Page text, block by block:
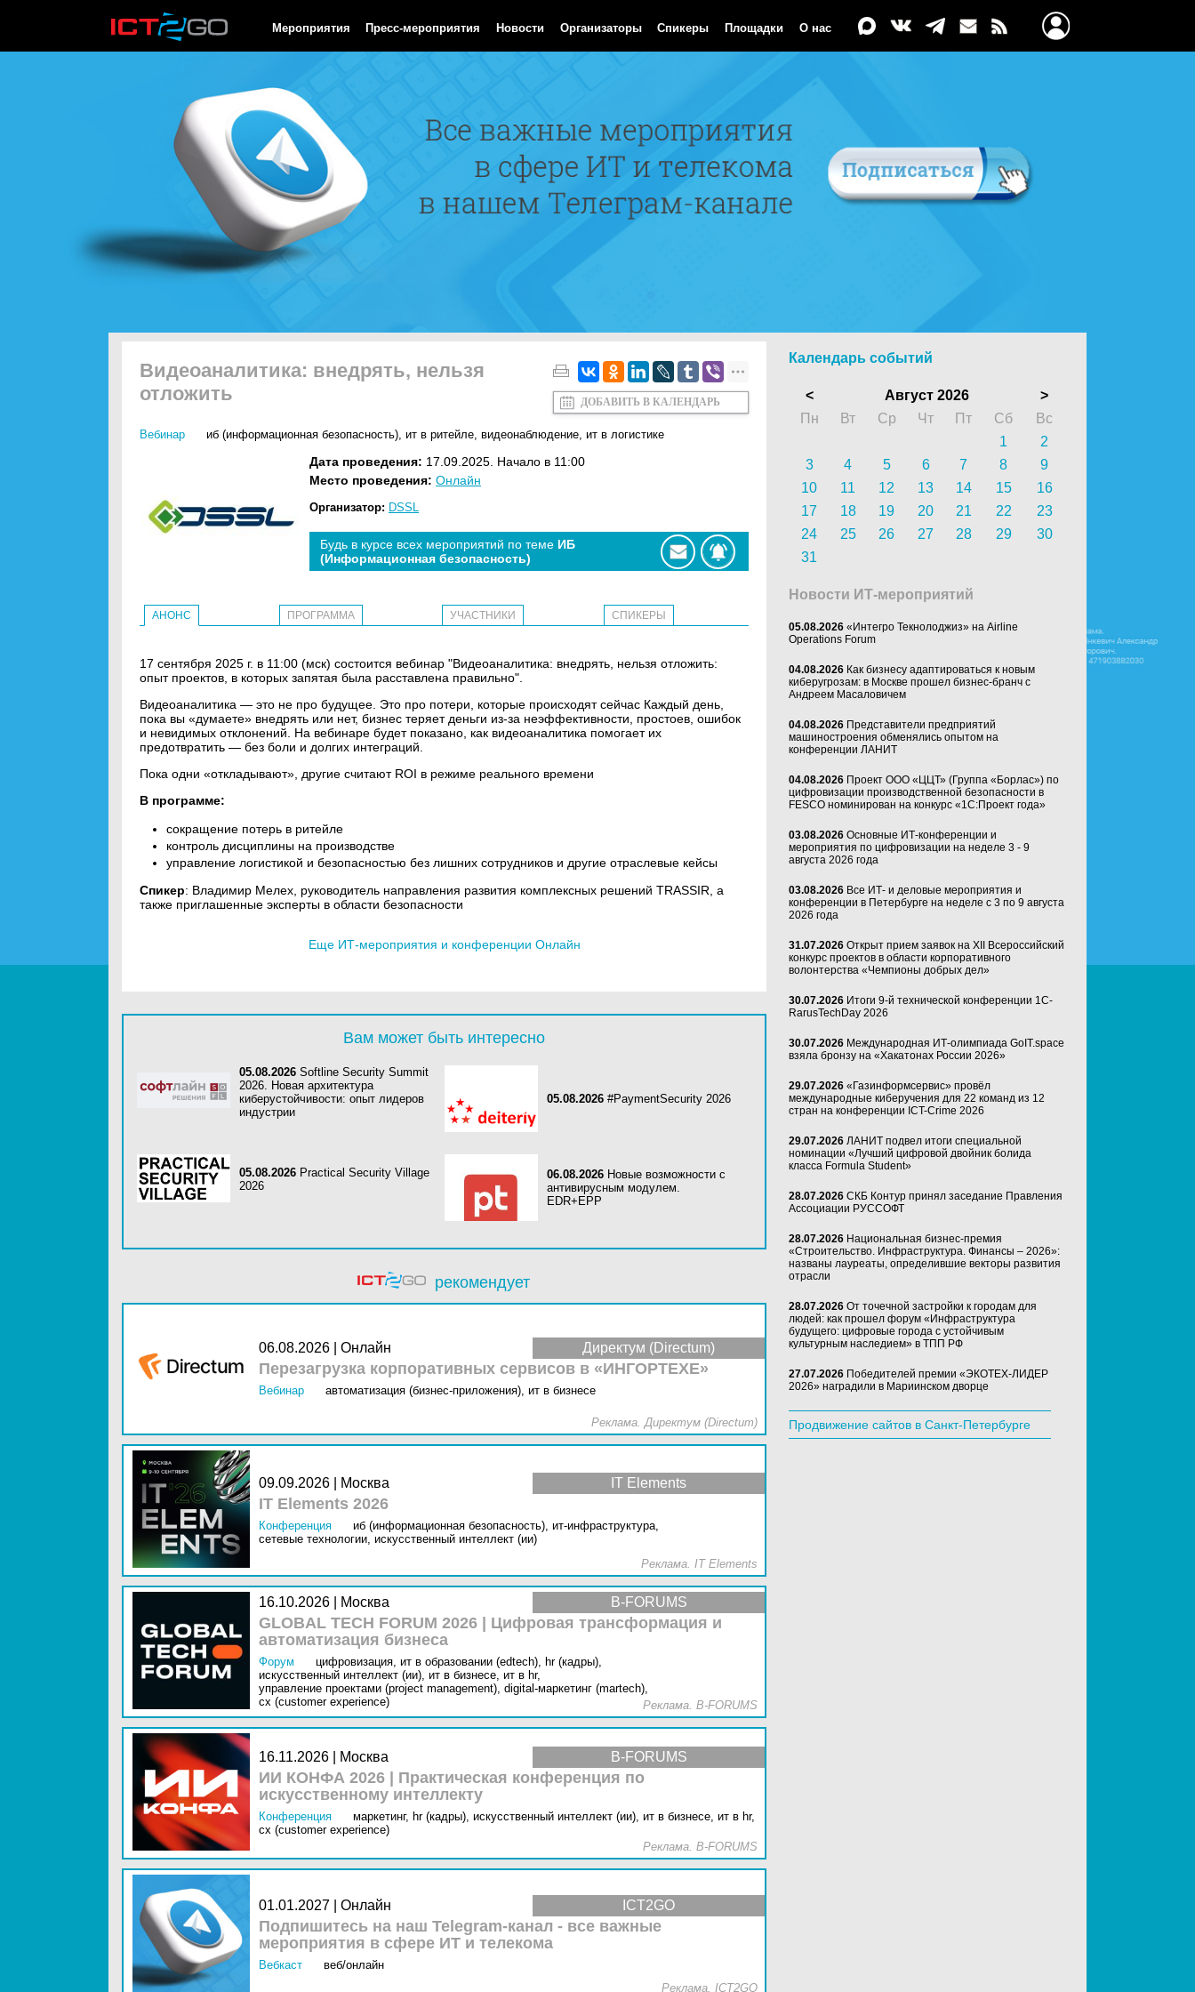
Мероприятия Пресс-мероприятия Новости Организаторы Спикеры Площадки О нас
Видеоаналитика: внедрять, нельзя
отложить
ДОБАВИТЬ В КАЛЕНДАРЬ
Вебинар иб (информационная безопасность), ит в ритейле, видеонаблюдение, ит в логистике
Дата проведения: 17.09.2025. Начало в 11:00
Место проведения: Онлайн
Организатор: DSSL
Будь в курсе всех мероприятий по теме ИБ
(Информационная безопасность)
АНОНС ПРОГРАММА УЧАСТНИКИ СПИКЕРЫ
17 сентября 2025 г. в 11:00 (мск) состоится вебинар "Видеоаналитика: внедрять, нельзя отложить:
опыт проектов, в которых запятая была расставлена правильно".
Видеоаналитика — это не про будущее. Это про потери, которые происходят сейчас Каждый день,
пока вы «думаете» внедрять или нет, бизнес теряет деньги из-за неэффективности, простоев, ошибок
и невидимых отклонений. На вебинаре будет показано, как видеоаналитика помогает их
предотвратить — без боли и долгих интеграций.
Пока одни «откладывают», другие считают ROI в режиме реального времени
В программе:
сокращение потерь в ритейле
контроль дисциплины на производстве
управление логистикой и безопасностью без лишних сотрудников и другие отраслевые кейсы
Спикер: Владимир Мелех, руководитель направления развития комплексных решений TRASSIR, а
также приглашенные эксперты в области безопасности
Еще ИТ-мероприятия и конференции Онлайн
Вам может быть интересно
05.08.2026 Softline Security Summit
2026. Новая архитектура
киберустойчивости: опыт лидеров
индустрии
05.08.2026 #PaymentSecurity 2026
05.08.2026 Practical Security Village
2026
06.08.2026 Новые возможности с
антивирусным модулем.
EDR+EPP
рекомендует
Директум (Directum)
06.08.2026 | Онлайн
Перезагрузка корпоративных сервисов в «ИНГОРТЕХЕ»
Вебинар автоматизация (бизнес-приложения), ит в бизнесе
Реклама. Директум (Directum)
IT Elements
09.09.2026 | Москва
IT Elements 2026
Конференция иб (информационная безопасность), ит-инфраструктура,
сетевые технологии, искусственный интеллект (ии)
Реклама. IT Elements
B-FORUMS
16.10.2026 | Москва
GLOBAL TECH FORUM 2026 | Цифровая трансформация и
автоматизация бизнеса
Форум цифровизация, ит в образовании (edtech), hr (кадры),
искусственный интеллект (ии), ит в бизнесе, ит в hr,
управление проектами (project management), digital-маркетинг (martech),
cx (customer experience)
Реклама. B-FORUMS
B-FORUMS
16.11.2026 | Москва
ИИ КОНФА 2026 | Практическая конференция по
искусственному интеллекту
Конференция маркетинг, hr (кадры), искусственный интеллект (ии), ит в бизнесе, ит в hr,
cx (customer experience)
Реклама. B-FORUMS
ICT2GO
01.01.2027 | Онлайн
Подпишитесь на наш Telegram-канал - все важные
мероприятия в сфере ИТ и телекома
Вебкаст
веб/онлайн
Реклама. ICT2GO
Календарь событий
< Август 2026
>
Пн
Вт Ср Чт Пт Сб
Вс
1
2
3
4 5 6 7 8
9
10
11 12 13 14 15
16
17
18 19 20 21 22
23
24
25 26 27 28 29
30
31
Новости ИТ-мероприятий
05.08.2026 «Интегро Текнолоджиз» на Airline
Operations Forum
04.08.2026 Как бизнесу адаптироваться к новым
киберугрозам: в Москве прошел бизнес-бранч с
Андреем Масаловичем
04.08.2026 Представители предприятий
машиностроения обменялись опытом на
конференции ЛАНИТ
04.08.2026 Проект ООО «ЦЦТ» (Группа «Борлас») по
цифровизации производственной безопасности в
FESCO номинирован на конкурс «1С:Проект года»
03.08.2026 Основные ИТ-конференции и
мероприятия по цифровизации на неделе 3 - 9
августа 2026 года
03.08.2026 Все ИТ- и деловые мероприятия и
конференции в Петербурге на неделе с 3 по 9 августа
2026 года
31.07.2026 Открыт прием заявок на XII Всероссийский
конкурс проектов в области корпоративного
волонтерства «Чемпионы добрых дел»
30.07.2026 Итоги 9-й технической конференции 1C-
RarusTechDay 2026
30.07.2026 Международная ИТ-олимпиада GoIT.space
взяла бронзу на «Хакатонах России 2026»
29.07.2026 «Газинформсервис» провёл
международные киберучения для 22 команд из 12
стран на конференции ICT-Crime 2026
29.07.2026 ЛАНИТ подвел итоги специальной
номинации «Лучший цифровой двойник болида
класса Formula Student»
28.07.2026 СКБ Контур принял заседание Правления
Ассоциации РУССОФТ
28.07.2026 Национальная бизнес-премия
«Строительство. Инфраструктура. Финансы – 2026»:
названы лауреаты, определившие векторы развития
отрасли
28.07.2026 От точечной застройки к городам для
людей: как прошел форум «Инфраструктура
будущего: цифровые города с устойчивым
культурным наследием» в ТПП РФ
27.07.2026 Победителей премии «ЭКОТЕХ-ЛИДЕР
2026» наградили в Мариинском дворце
Продвижение сайтов в Санкт-Петербурге